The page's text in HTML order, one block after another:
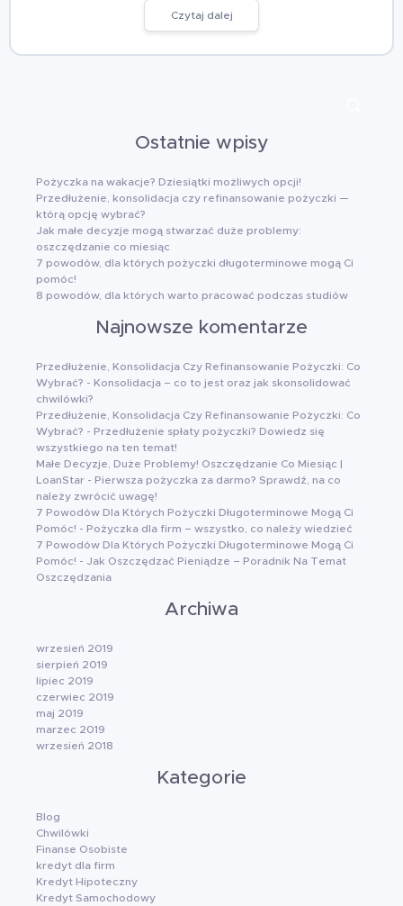
Czytaj dalej
Ostatnie wpisy
Pożyczka na wakacje? Dziesiątki możliwych opcji!
Przedłużenie, konsolidacja czy refinansowanie pożyczki —
którą opcję wybrać?
Jak małe decyzje mogą stwarzać duże problemy:
oszczędzanie co miesiąc
7 powodów, dla których pożyczki długoterminowe mogą Ci
pomóc!
8 powodów, dla których warto pracować podczas studiów
Najnowsze komentarze
Przedłużenie, Konsolidacja Czy Refinansowanie Pożyczki: Co
Wybrać? - Konsolidacja – co to jest oraz jak skonsolidować
chwilówki?
Przedłużenie, Konsolidacja Czy Refinansowanie Pożyczki: Co
Wybrać? - Przedłużenie spłaty pożyczki? Dowiedz się
wszystkiego na ten temat!
Małe Decyzje, Duże Problemy! Oszczędzanie Co Miesiąc |
LoanStar - Pierwsza pożyczka za darmo? Sprawdź, na co
należy zwrócić uwagę!
7 Powodów Dla Których Pożyczki Długoterminowe Mogą Ci
Pomóc! - Pożyczka dla firm – wszystko, co należy wiedzieć
7 Powodów Dla Których Pożyczki Długoterminowe Mogą Ci
Pomóc! - Jak Oszczędzać Pieniądze – Poradnik Na Temat
Oszczędzania
Archiwa
wrzesień 2019
sierpień 2019
lipiec 2019
czerwiec 2019
maj 2019
marzec 2019
wrzesień 2018
Kategorie
Blog
Chwilówki
Finanse Osobiste
kredyt dla firm
Kredyt Hipoteczny
Kredyt Samochodowy